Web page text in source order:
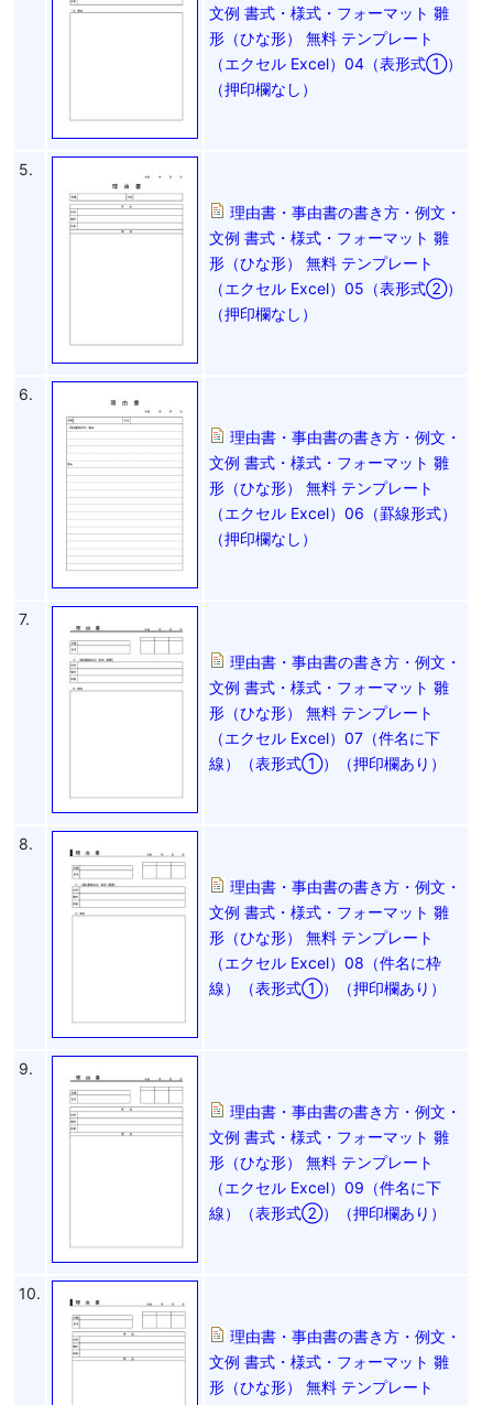
文例 書式・様式・フォーマット 雛
形（ひな形） 無料 テンプレート
（エクセル Excel）04（表形式①）
（押印欄なし）
5.
理由書・事由書の書き方・例文・
文例 書式・様式・フォーマット 雛
形（ひな形） 無料 テンプレート
（エクセル Excel）05（表形式②）
（押印欄なし）
6.
理由書・事由書の書き方・例文・
文例 書式・様式・フォーマット 雛
形（ひな形） 無料 テンプレート
（エクセル Excel）06（罫線形式）
（押印欄なし）
7.
理由書・事由書の書き方・例文・
文例 書式・様式・フォーマット 雛
形（ひな形） 無料 テンプレート
（エクセル Excel）07（件名に下
線）（表形式①）（押印欄あり）
8.
理由書・事由書の書き方・例文・
文例 書式・様式・フォーマット 雛
形（ひな形） 無料 テンプレート
（エクセル Excel）08（件名に枠
線）（表形式①）（押印欄あり）
9.
理由書・事由書の書き方・例文・
文例 書式・様式・フォーマット 雛
形（ひな形） 無料 テンプレート
（エクセル Excel）09（件名に下
線）（表形式②）（押印欄あり）
10.
理由書・事由書の書き方・例文・
文例 書式・様式・フォーマット 雛
形（ひな形） 無料 テンプレート